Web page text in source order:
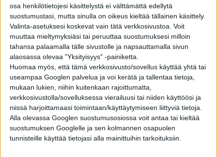
osa henkilötietojesi käsittelystä ei välttämättä edellytä
suostumustasi, mutta sinulla on oikeus kieltää tällainen käsittely.
Valinta-asetuksesi koskevat vain tätä verkkosivustoa. Voit
muuttaa mieltymyksiäsi tai peruuttaa suostumuksesi milloin
tahansa palaamalla tälle sivustolle ja napsauttamalla sivun
alaosassa olevaa "Yksityisyys" -painiketta.
Huomaa myös, että tämä verkkosivusto/sovellus käyttää yhtä tai
useampaa Googlen palvelua ja voi kerätä ja tallentaa tietoja,
mukaan lukien, niihin kuitenkaan rajoittumatta,
verkkosivustolla/sovelluksessa vierailuusi tai niiden käyttöösi ja
niissä harjoittamaasi toimintaan/käyttäytymiseen liittyviä tietoja.
Alla olevassa Googlen suostumusosiossa voit antaa tai kieltää
suostumuksen Googlelle ja sen kolmannen osapuolen
tunnisteille käyttää tietojasi alla mainittuihin tarkoituksiin.
Ei syytä paniikkiin! 10 historiallista vähättelyn
huippua – osa 1
YHTEISKUNTA 2 vuotta sitten
Miksi loppiaista vietetään ja miten sitä
juhlistetaan ympäri maailman?